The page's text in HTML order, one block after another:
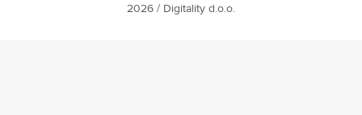
2026 / Digitality d.o.o.